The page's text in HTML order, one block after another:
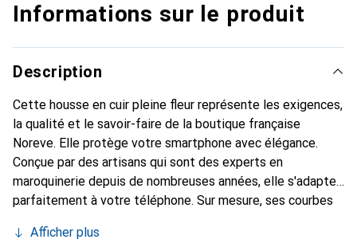
Informations sur le produit
Description
Cette housse en cuir pleine fleur représente les exigences,
la qualité et le savoir-faire de la boutique française
Noreve. Elle protège votre smartphone avec élégance.
Conçue par des artisans qui sont des experts en
maroquinerie depuis de nombreuses années, elle s'adapte
parfaitement à votre téléphone. Sur mesure, ses courbes
devient l'accessoire chic et indispensable de votre
Afficher plus